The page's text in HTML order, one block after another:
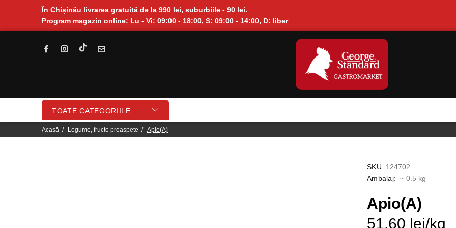
În Chișinău livrarea gratuită de la 990 lei, suburbiile - 90 lei.
Program magazin online: Lu - Vi: 09:00 - 18:00, S: 09:00 - 14:00, D: liber
TOATE CATEGORIILE
Acasă Legume, fructe proaspete Apio(A)
SKU: 124702
Ambalaj: ~ 0.5 kg
Apio(A)
51.60 lei/kg